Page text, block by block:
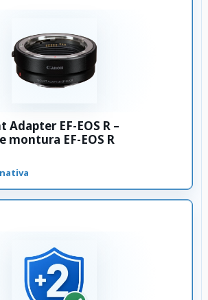
Adapter EF-EOS R –
montura EF-EOS R